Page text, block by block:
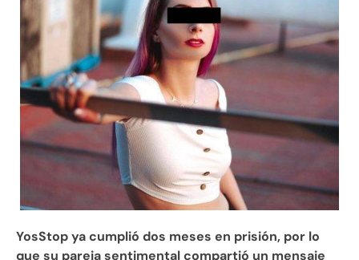
YosStop ya cumplió dos meses en prisión, por lo
que su pareja sentimental compartió un mensaje